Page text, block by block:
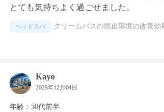
とても気持ちよく過ごせました。
ヘッドスパ クリームバスの頭皮環境の改善
Kayo
2025年12月04日
年齢：50代前半